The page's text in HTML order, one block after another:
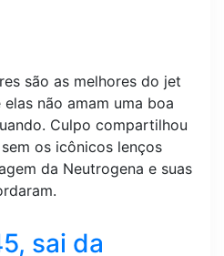
são as melhores do jet
não amam uma boa
Culpo compartilhou
os icônicos lenços
da Neutrogena e suas
sai da